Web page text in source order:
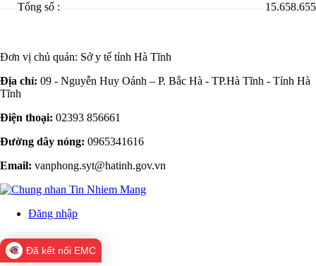
Tổng số :
15.658.655
Đơn vị chủ quản: Sở y tế tỉnh Hà Tĩnh
Địa chỉ: 09 - Nguyễn Huy Oánh – P. Bắc Hà - TP.Hà Tĩnh - Tỉnh Hà
Tĩnh
Điện thoại: 02393 856661
Đường dây nóng: 0965341616
Email: vanphong.syt@hatinh.gov.vn
Đăng nhập
Đã kết nối EMC